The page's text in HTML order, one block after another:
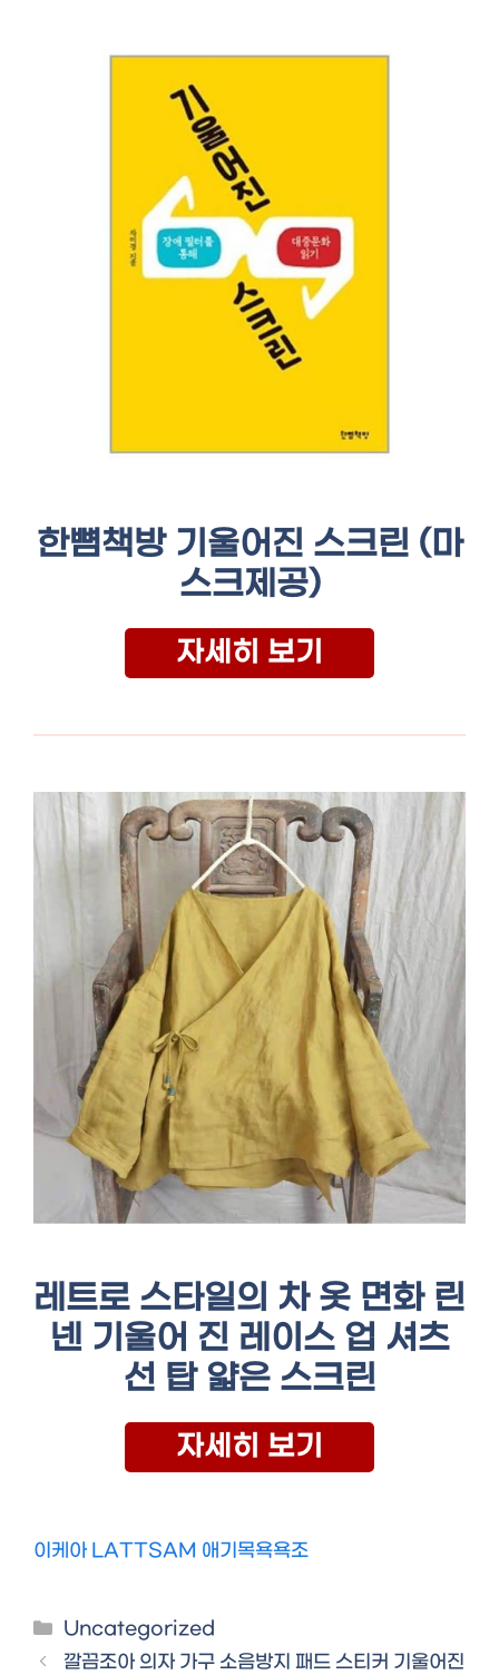
한뼘책방 기울어진 스크린 (마
스크제공)
자세히 보기
레트로 스타일의 차 옷 면화 린
넨 기울어 진 레이스 업 셔츠
선 탑 얇은 스크린
자세히 보기
이케아 LATTSAM 애기목욕욕조
Categories
Uncategorized
깔끔조아 의자 가구 소음방지 패드 스티커 기울어진